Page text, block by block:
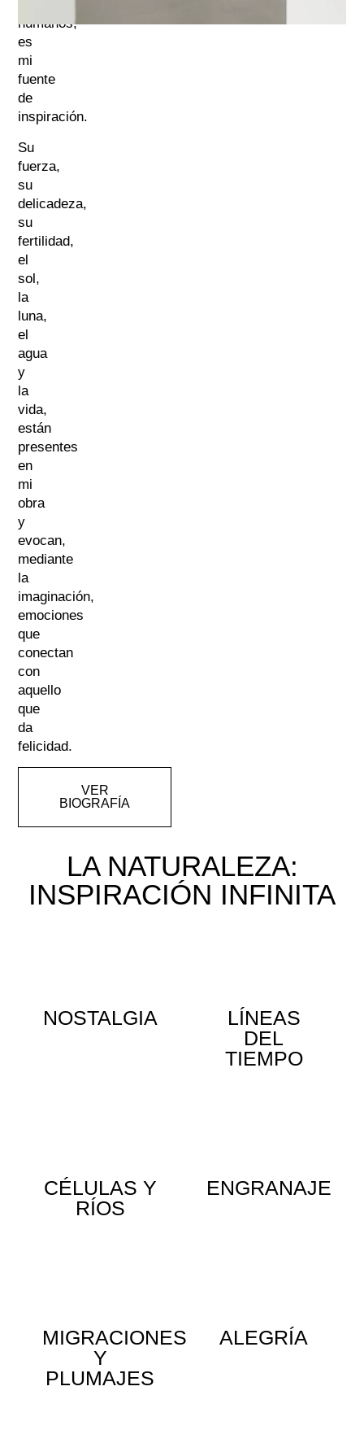
humanos;
es
mi
fuente
de
inspiración.
Su
fuerza,
su
delicadeza,
su
fertilidad,
el
sol,
la
luna,
el
agua
y
la
vida,
están
presentes
en
mi
obra
y
evocan,
mediante
la
imaginación,
emociones
que
conectan
con
aquello
que
da
felicidad.
VER
BIOGRAFÍA
LA NATURALEZA:
INSPIRACIÓN INFINITA
NOSTALGIA
LÍNEAS
DEL
TIEMPO
CÉLULAS Y
RÍOS
ENGRANAJE
MIGRACIONES
Y
PLUMAJES
ALEGRÍA